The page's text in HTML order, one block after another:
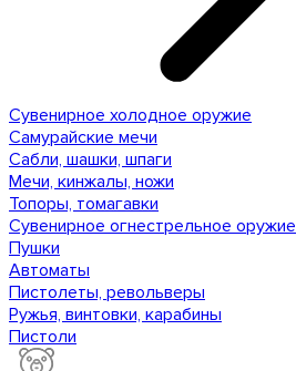
Сувенирное холодное оружие
Самурайские мечи
Сабли, шашки, шпаги
Мечи, кинжалы, ножи
Топоры, томагавки
Сувенирное огнестрельное оружие
Пушки
Автоматы
Пистолеты, револьверы
Ружья, винтовки, карабины
Пистоли